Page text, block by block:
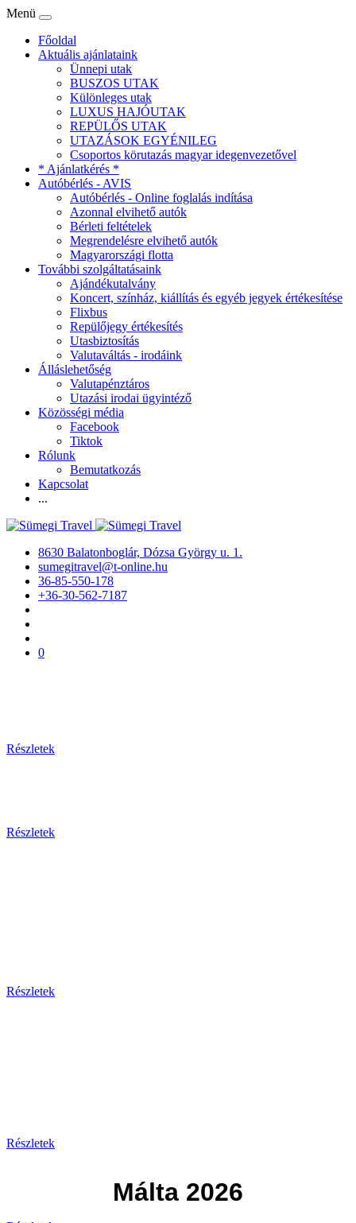
Menü
Főoldal
Aktuális ajánlataink
Ünnepi utak
BUSZOS UTAK
Különleges utak
LUXUS HAJÓUTAK
REPÜLŐS UTAK
UTAZÁSOK EGYÉNILEG
Csoportos körutazás magyar idegenvezetővel
* Ajánlatkérés *
Autóbérlés - AVIS
Autóbérlés - Online foglalás indítása
Azonnal elvihető autók
Bérleti feltételek
Megrendelésre elvihető autók
Magyarországi flotta
További szolgáltatásaink
Ajándékutalvány
Koncert, színház, kiállítás és egyéb jegyek értékesítése
Flixbus
Repülőjegy értékesítés
Utasbiztosítás
Valutaváltás - irodáink
Álláslehetőség
Valutapénztáros
Utazási irodai ügyintéző
Közösségi média
Facebook
Tiktok
Rólunk
Bemutatkozás
Kapcsolat
...
8630 Balatonboglár, Dózsa György u. 1.
sumegitravel@t-online.hu
36-85-550-178
+36-30-562-7187
0
Részletek
Részletek
Részletek
Részletek
Málta 2026